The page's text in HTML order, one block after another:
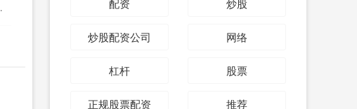
配资 炒股
炒股配资公司 网络
杠杆 股票
正规股票配资 推荐